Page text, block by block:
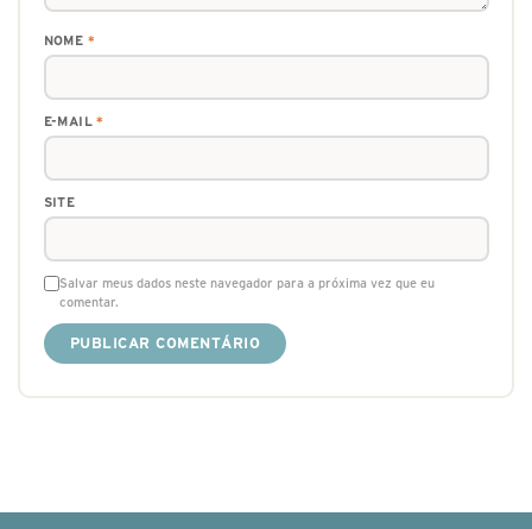
NOME *
E-MAIL*
SITE
Salvar meus dados neste navegador para a próxima vez que eu
comentar.